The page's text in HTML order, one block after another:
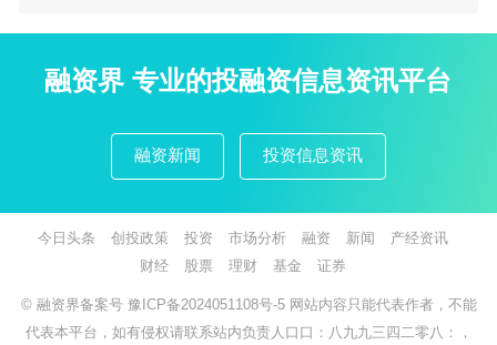
融资界 专业的投融资信息资讯平台
融资新闻 投资信息资讯
今日头条 创投政策 投资 市场分析 融资 新闻
产经资讯
财经
股票 理财 基金 证券
© 融资界备案号 豫ICP备2024051108号-5 网站内容只能代表作者，不能
代表本平台，如有侵权请联系站内负责人口口：八九九三四二零八：，